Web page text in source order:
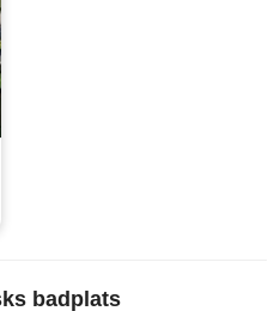
badplats